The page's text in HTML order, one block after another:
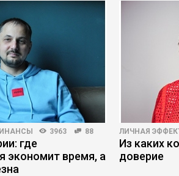
3963 88
где
экономит время, а
ЛИЧНАЯ
Из каких
доверие